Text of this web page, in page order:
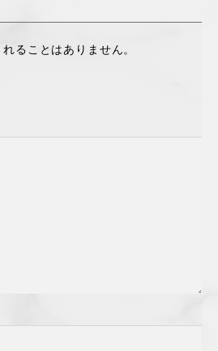
ることはありません。